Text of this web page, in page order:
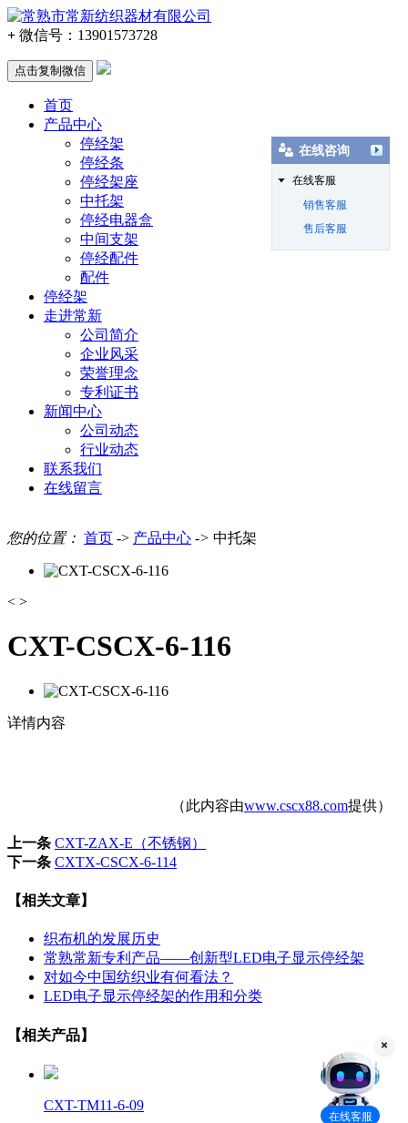
+ 微信号： 13901573728
点击复制微信
首页
产品中心
停经架
停经条
停经架座
中托架
停经电器盒
中间支架
停经配件
配件
停经架
走进常新
公司简介
企业风采
荣誉理念
专利证书
新闻中心
公司动态
行业动态
联系我们
在线留言
您的位置： 首页 -> 产品中心 -> 中托架
< >
CXT-CSCX-6-116
详情内容
（此内容由www.cscx88.com提供）
上一条 CXT-ZAX-E（不锈钢）
下一条 CXTX-CSCX-6-114
【相关文章】
织布机的发展历史
常熟常新专利产品——创新型LED电子显示停经架
对如今中国纺织业有何看法？
LED电子显示停经架的作用和分类
【相关产品】
CXT-TM11-6-09
在线客服
在线咨询
在线客服
销售客服
售后客服